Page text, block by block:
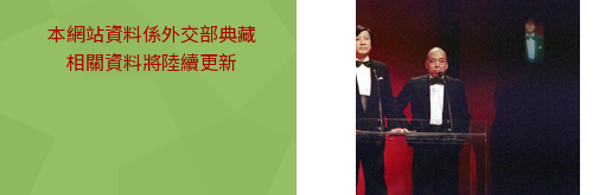
本網站資料係外交部典藏
相關資料將陸續更新